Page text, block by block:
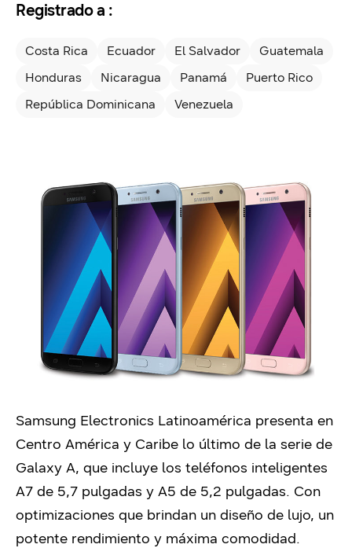
Registrado a :
Costa Rica Ecuador El Salvador
Guatemala
Honduras
Nicaragua Panamá
Puerto Rico
República Dominicana
Venezuela
Samsung Electronics Latinoamérica presenta en
Centro América y Caribe lo último de la serie de
Galaxy A, que incluye los teléfonos inteligentes
A7 de 5,7 pulgadas y A5 de 5,2 pulgadas. Con
optimizaciones que brindan un diseño de lujo, un
potente rendimiento y máxima comodidad.